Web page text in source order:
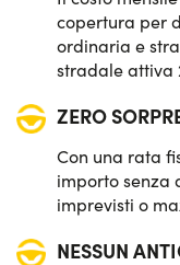
Potenza:160 CV
copertura per
ordinaria e
stradale attiva
ZERO
Con una rata
importo senza
imprevisti o
NESSUN